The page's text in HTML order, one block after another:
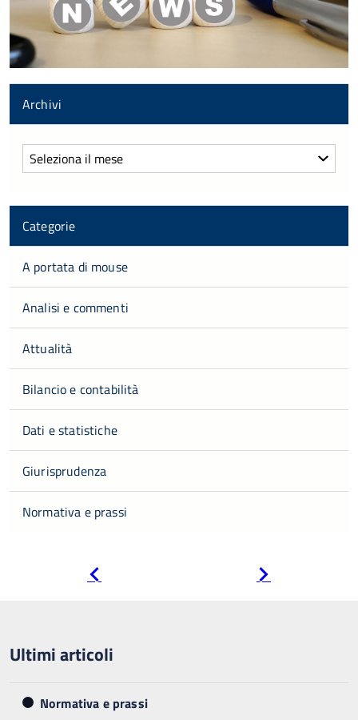
Archivi
Archivi
Categorie
A portata di mouse
Analisi e commenti
Attualità
Bilancio e contabilità
Dati e statistiche
Giurisprudenza
Normativa e prassi
Ultimi articoli
Normativa e prassi